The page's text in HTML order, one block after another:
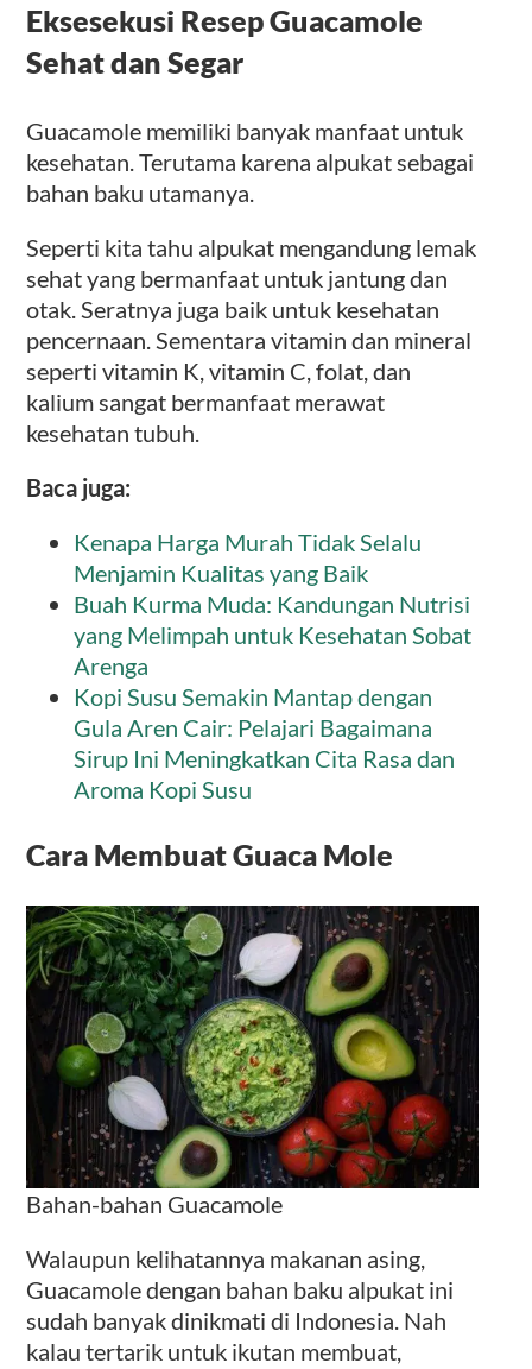
Eksesekusi Resep Guacamole
Sehat dan Segar
Guacamole memiliki banyak manfaat untuk
kesehatan. Terutama karena alpukat sebagai
bahan baku utamanya.
Seperti kita tahu alpukat mengandung lemak
sehat yang bermanfaat untuk jantung dan
otak. Seratnya juga baik untuk kesehatan
pencernaan. Sementara vitamin dan mineral
seperti vitamin K, vitamin C, folat, dan
kalium sangat bermanfaat merawat
kesehatan tubuh.
Baca juga:
Kenapa Harga Murah Tidak Selalu
Menjamin Kualitas yang Baik
Buah Kurma Muda: Kandungan Nutrisi
yang Melimpah untuk Kesehatan Sobat
Arenga
Kopi Susu Semakin Mantap dengan
Gula Aren Cair: Pelajari Bagaimana
Sirup Ini Meningkatkan Cita Rasa dan
Aroma Kopi Susu
Cara Membuat Guaca Mole
Bahan-bahan Guacamole
Walaupun kelihatannya makanan asing,
Guacamole dengan bahan baku alpukat ini
sudah banyak dinikmati di Indonesia. Nah
kalau tertarik untuk ikutan membuat,